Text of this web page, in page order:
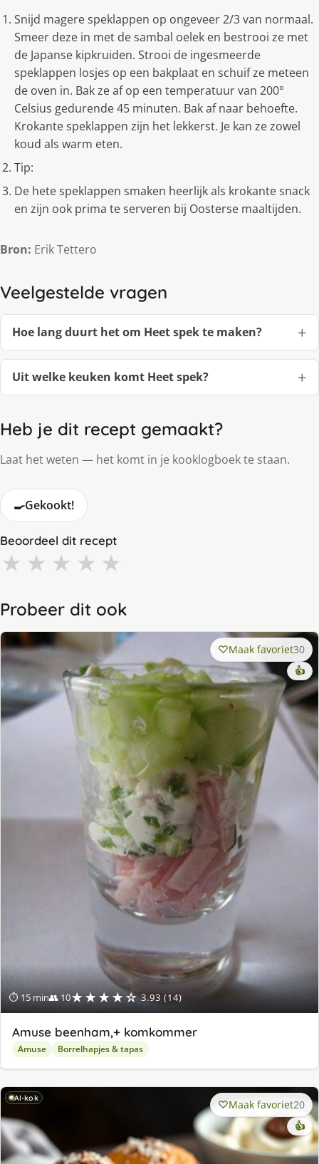
Snijd magere speklappen op ongeveer 2/3 van normaal.
Smeer deze in met de sambal oelek en bestrooi ze met
de Japanse kipkruiden. Strooi de ingesmeerde
speklappen losjes op een bakplaat en schuif ze meteen
de oven in. Bak ze af op een temperatuur van 200°
Celsius gedurende 45 minuten. Bak af naar behoefte.
Krokante speklappen zijn het lekkerst. Je kan ze zowel
koud als warm eten.
Tip:
De hete speklappen smaken heerlijk als krokante snack
en zijn ook prima te serveren bij Oosterse maaltijden.
Bron: Erik Tettero
Veelgestelde vragen
Hoe lang duurt het om Heet spek te maken?
Uit welke keuken komt Heet spek?
Heb je dit recept gemaakt?
Laat het weten — het komt in je kooklogboek te staan.
🍳Gekookt!
Beoordeel dit recept
★ ★ ★ ★ ★
Probeer dit ook
⏱ 15 min👥 10★★★★☆ 3.93 (14)
Maak favoriet30
👍
Amuse beenham,+ komkommer
Amuse Borrelhapjes & tapas
AI-kok Maak favoriet20
👍